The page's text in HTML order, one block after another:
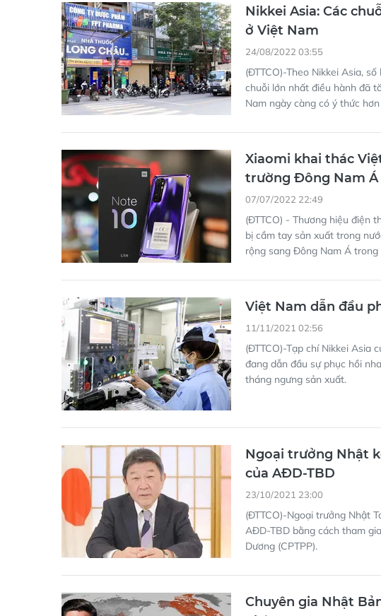
Nikkei Asia: Các
ở Việt Nam
24/08/2022 03:55
(ĐTTCO)-Theo Nikkei Asia,
chuỗi lớn nhất điều hành đã
Nam ngày càng có ý thức
Xiaomi khai thác
trường Đông Nam Á
07/07/2022 22:49
(ĐTTCO) - Thương hiệu điện
bị cầm tay sản xuất trong
rộng sang Đông Nam Á
Việt Nam dẫn đầu
11/11/2021 02:56
(ĐTTCO)-Tạp chí Nikkei Asia
đang dẫn đầu sự phục hồi
tháng ngưng sản xuất.
Ngoại trưởng Nhật
của AĐD-TBD
23/10/2021 23:00
(ĐTTCO)-Ngoại trưởng Nhật
AĐD-TBD bằng cách tham
Dương (CPTPP).
Chuyên gia Nhật